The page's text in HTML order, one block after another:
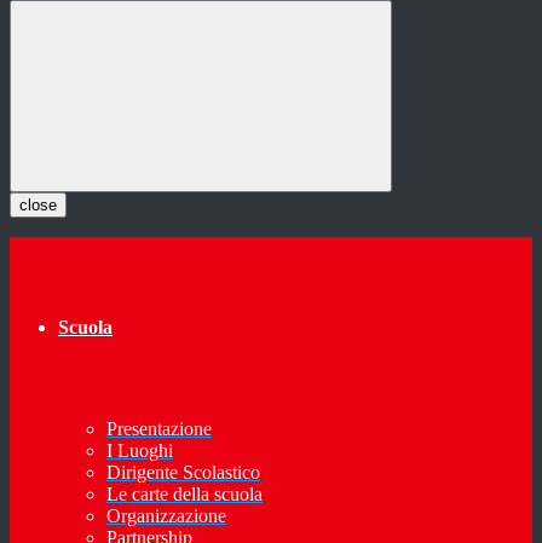
close
Scuola
Presentazione
I Luoghi
Dirigente Scolastico
Le carte della scuola
Organizzazione
Partnership